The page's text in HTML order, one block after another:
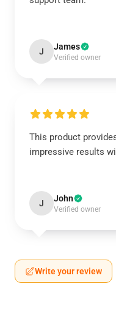
J James
Verified owner
This product
impressive results
J John
Verified owner
Write your review